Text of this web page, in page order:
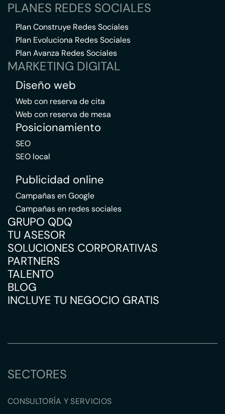
PLANES REDES SOCIALES
Plan Construye Redes Sociales
Plan Evoluciona Redes Sociales
Plan Avanza Redes Sociales
MARKETING DIGITAL
Diseño web
Web con reserva de cita
Web con reserva de mesa
Posicionamiento
SEO
SEO local
Publicidad online
Campañas en Google
Campañas en redes sociales
GRUPO QDQ
TU ASESOR
SOLUCIONES CORPORATIVAS
PARTNERS
TALENTO
BLOG
INCLUYE TU NEGOCIO GRATIS
SECTORES
CONSULTORÍA Y SERVICIOS